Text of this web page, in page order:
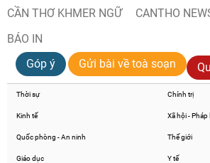
CẦN THƠ KHMER NGỮ CANTHO
BÁO IN
Góp ý
Gửi bài về toà soạn
Thời sự Chính trị
Kinh tế Xã hội - Pháp
Quốc phòng - An ninh Thế giới
Giáo dục Y tế